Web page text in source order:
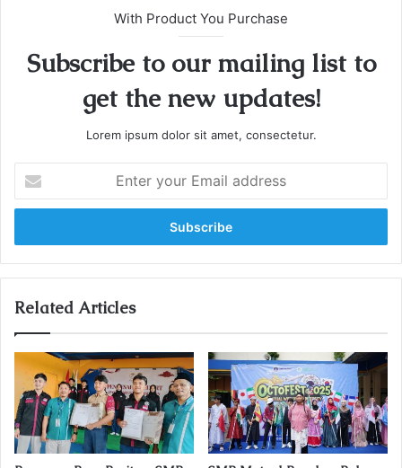
With Product You Purchase
Subscribe to our mailing list to
get the new updates!
Lorem ipsum dolor sit amet, consectetur.
t
r
y
u
E
m
l
a
d
Related Articles